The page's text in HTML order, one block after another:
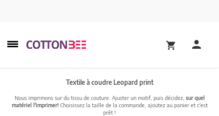
Textile à coudre Leopard print
Nous imprimons sur du tissu de couture. Ajuster un motif, puis décidez, sur quel
matériel l'imprimer!Choisissez la taille de la commande, ajoutez au panier et c'est
prêt !